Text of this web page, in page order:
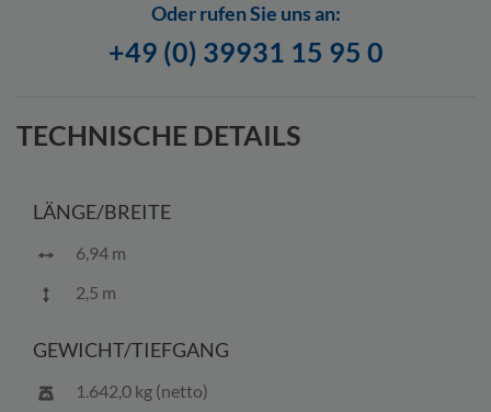
Oder rufen Sie uns an:
+49 (0) 39931 15 95 0
TECHNISCHE DETAILS
LÄNGE/BREITE
6,94 m
2,5 m
GEWICHT/TIEFGANG
1.642,0 kg (netto)
meine Angaben zur Kontaktaufnahme verwendet werden. Ich kann
meine Einwilligung jederzeit für die Zukunft per Mail an